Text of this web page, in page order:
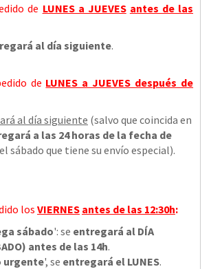
de LUNES a JUEVES antes de las
al día siguiente.
de LUNES a JUEVES después de
al día siguiente (salvo que coincida en
a las 24 horas de la fecha de
sábado que tiene su envío especial).
losVIERNES antes de las 12:30h:
sábado': se entregará al DÍA
antes de las 14h.
urgente', se entregará el LUNES.